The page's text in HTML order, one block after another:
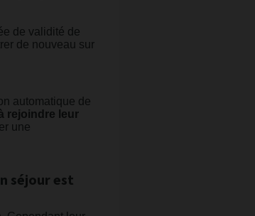
de validité de
de nouveau sur
automatique de
rejoindre leur
une
séjour est